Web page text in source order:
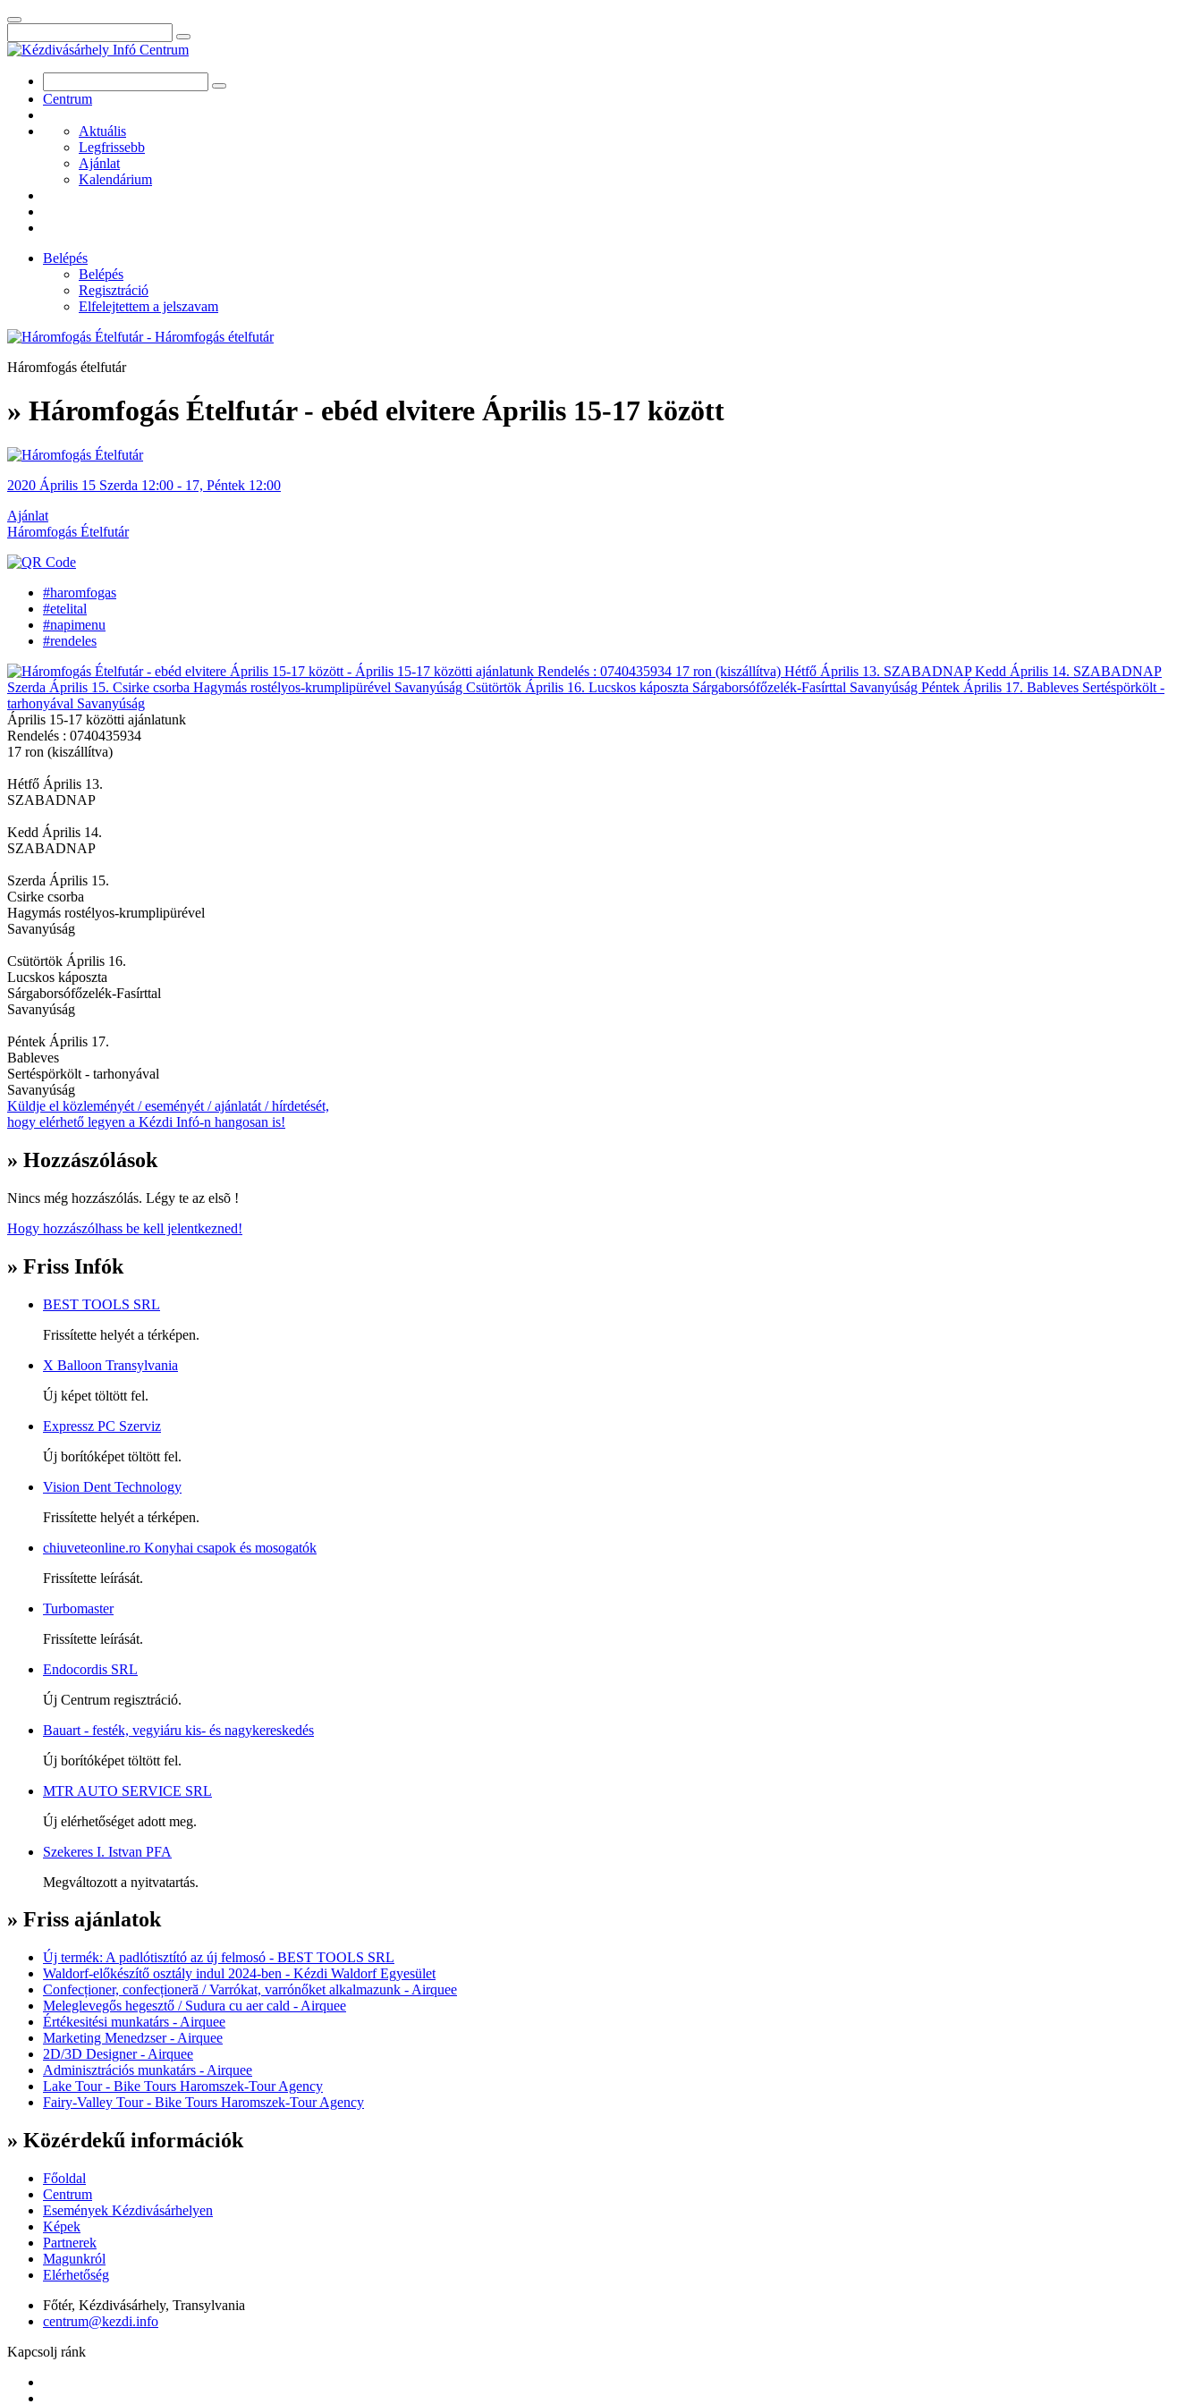
Centrum
Aktuális
Legfrissebb
Ajánlat
Kalendárium
Belépés
Belépés
Regisztráció
Elfelejtettem a jelszavam
Háromfogás ételfutár
» Háromfogás Ételfutár - ebéd elvitere Április 15-17 között
2020 Április 15 Szerda 12:00 - 17, Péntek 12:00
Ajánlat
Háromfogás Ételfutár
#haromfogas
#etelital
#napimenu
#rendeles
Április 15-17 közötti ajánlatunk
Rendelés : 0740435934
17 ron (kiszállítva)
Hétfő Április 13.
SZABADNAP
Kedd Április 14.
SZABADNAP
Szerda Április 15.
Csirke csorba
Hagymás rostélyos-krumplipürével
Savanyúság
Csütörtök Április 16.
Lucskos káposzta
Sárgaborsófőzelék-Fasírttal
Savanyúság
Péntek Április 17.
Bableves
Sertéspörkölt - tarhonyával
Savanyúság
Küldje el közleményét / eseményét / ajánlatát / hírdetését,
hogy elérhető legyen a Kézdi Infó-n hangosan is!
» Hozzászólások
Nincs még hozzászólás. Légy te az elsõ !
Hogy hozzászólhass be kell jelentkezned!
» Friss Infók
BEST TOOLS SRL
Frissítette helyét a térképen.
X Balloon Transylvania
Új képet töltött fel.
Expressz PC Szerviz
Új borítóképet töltött fel.
Vision Dent Technology
Frissítette helyét a térképen.
chiuveteonline.ro Konyhai csapok és mosogatók
Frissítette leírását.
Turbomaster
Frissítette leírását.
Endocordis SRL
Új Centrum regisztráció.
Bauart - festék, vegyiáru kis- és nagykereskedés
Új borítóképet töltött fel.
MTR AUTO SERVICE SRL
Új elérhetőséget adott meg.
Szekeres I. Istvan PFA
Megváltozott a nyitvatartás.
» Friss ajánlatok
Új termék: A padlótisztító az új felmosó - BEST TOOLS SRL
Waldorf-előkészítő osztály indul 2024-ben - Kézdi Waldorf Egyesület
Confecționer, confecționeră / Varrókat, varrónőket alkalmazunk - Airquee
Meleglevegős hegesztő / Sudura cu aer cald - Airquee
Értékesitési munkatárs - Airquee
Marketing Menedzser - Airquee
2D/3D Designer - Airquee
Adminisztrációs munkatárs - Airquee
Lake Tour - Bike Tours Haromszek-Tour Agency
Fairy-Valley Tour - Bike Tours Haromszek-Tour Agency
» Közérdekű információk
Főoldal
Centrum
Események Kézdivásárhelyen
Képek
Partnerek
Magunkról
Elérhetőség
Főtér, Kézdivásárhely, Transylvania
centrum@kezdi.info
Kapcsolj ránk